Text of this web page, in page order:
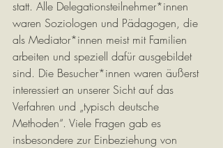
statt. Alle Delegationsteilnehmer*innen
waren Soziologen und Pädagogen, die
als Mediator*innen meist mit Familien
arbeiten und speziell dafür ausgebildet
sind. Die Besucher*innen waren äußerst
interessiert an unserer Sicht auf das
Verfahren und „typisch deutsche
Methoden“. Viele Fragen gab es
insbesondere zur Einbeziehung von